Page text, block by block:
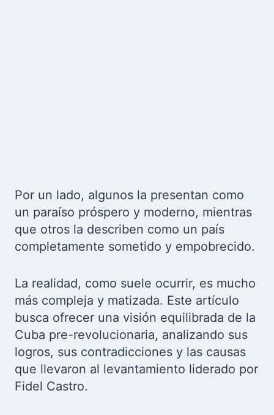
Por un lado, algunos la presentan como
un paraíso próspero y moderno, mientras
que otros la describen como un país
completamente sometido y empobrecido.
La realidad, como suele ocurrir, es mucho
más compleja y matizada. Este artículo
busca ofrecer una visión equilibrada de la
Cuba pre-revolucionaria, analizando sus
logros, sus contradicciones y las causas
que llevaron al levantamiento liderado por
Fidel Castro.